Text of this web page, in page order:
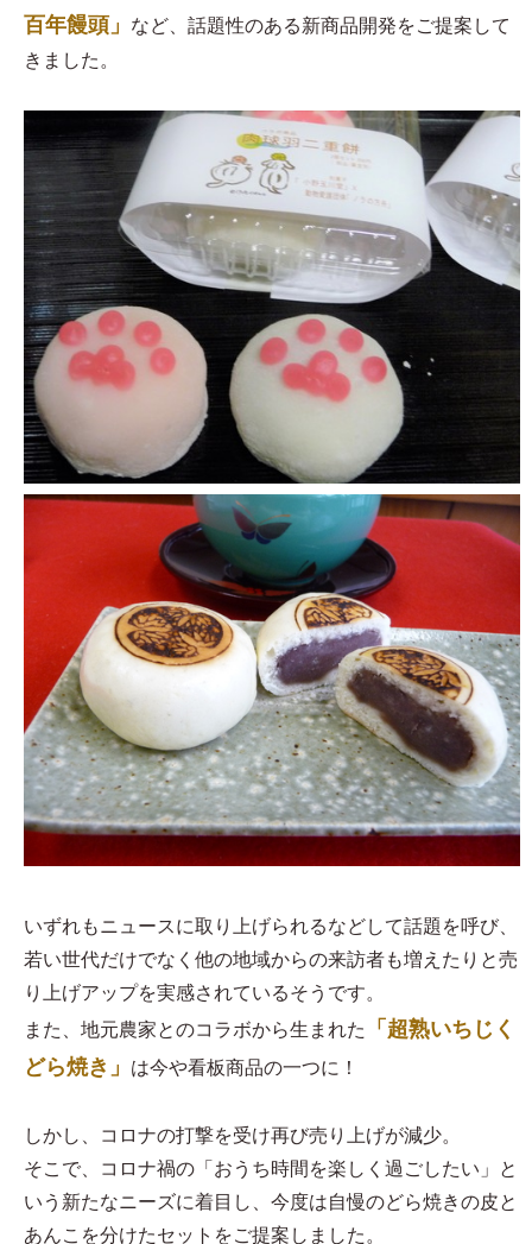
百年饅頭」
など、話題性のある新商品開発をご提案して
きました。
いずれもニュースに取り上げられるなどして話題を呼び、
若い世代だけでなく他の地域からの来訪者も増えたりと売
り上げアップを実感されているそうです。
また、地元農家とのコラボから生まれた
「超熟いちじく
どら焼き」
は今や看板商品の一つに！
しかし、コロナの打撃を受け再び売り上げが減少。
そこで、コロナ禍の「おうち時間を楽しく過ごしたい」と
いう新たなニーズに着目し、今度は自慢のどら焼きの皮と
あんこを分けたセットをご提案しました。